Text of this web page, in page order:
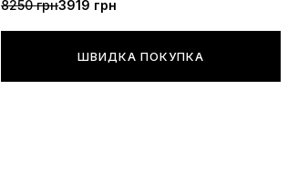
8250 грн3919 грн
ШВИДКА ПОКУПКА